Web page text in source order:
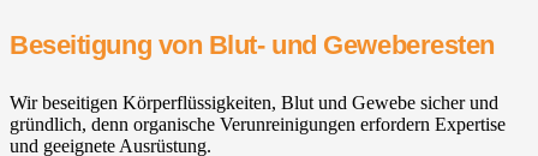
Beseitigung von Blut- und Geweberesten
Wir beseitigen Körperflüssigkeiten, Blut und Gewebe sicher und
gründlich, denn organische Verunreinigungen erfordern Expertise
und geeignete Ausrüstung.